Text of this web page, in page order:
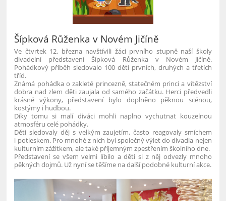
Šípková Růženka v Novém Jičíně
Ve čtvrtek 12. března navštívili žáci prvního stupně naší školy
divadelní představení Šípková Růženka v Novém Jičíně.
Pohádkový příběh sledovalo 100 dětí prvních, druhých a třetích
tříd.
Známá pohádka o zakleté princezně, statečném princi a vítězství
dobra nad zlem děti zaujala od samého začátku. Herci předvedli
krásné výkony, představení bylo doplněno pěknou scénou,
kostýmy i hudbou.
Díky tomu si malí diváci mohli naplno vychutnat kouzelnou
atmosféru celé pohádky.
Děti sledovaly děj s velkým zaujetím, často reagovaly smíchem
i potleskem. Pro mnohé z nich byl společný výlet do divadla nejen
kulturním zážitkem, ale také příjemným zpestřením školního dne.
Představení se všem velmi líbilo a děti si z něj odvezly mnoho
pěkných dojmů. Už nyní se těšíme na další podobné kulturní akce.